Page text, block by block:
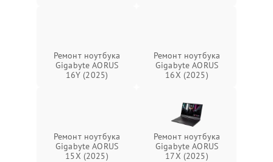
Ремонт ноутбука
Gigabyte AORUS
16Y (2025)
Ремонт ноутбука
Gigabyte AORUS
16X (2025)
Ремонт ноутбука
Gigabyte AORUS
15X (2025)
Ремонт ноутбука
Gigabyte AORUS
17X (2025)